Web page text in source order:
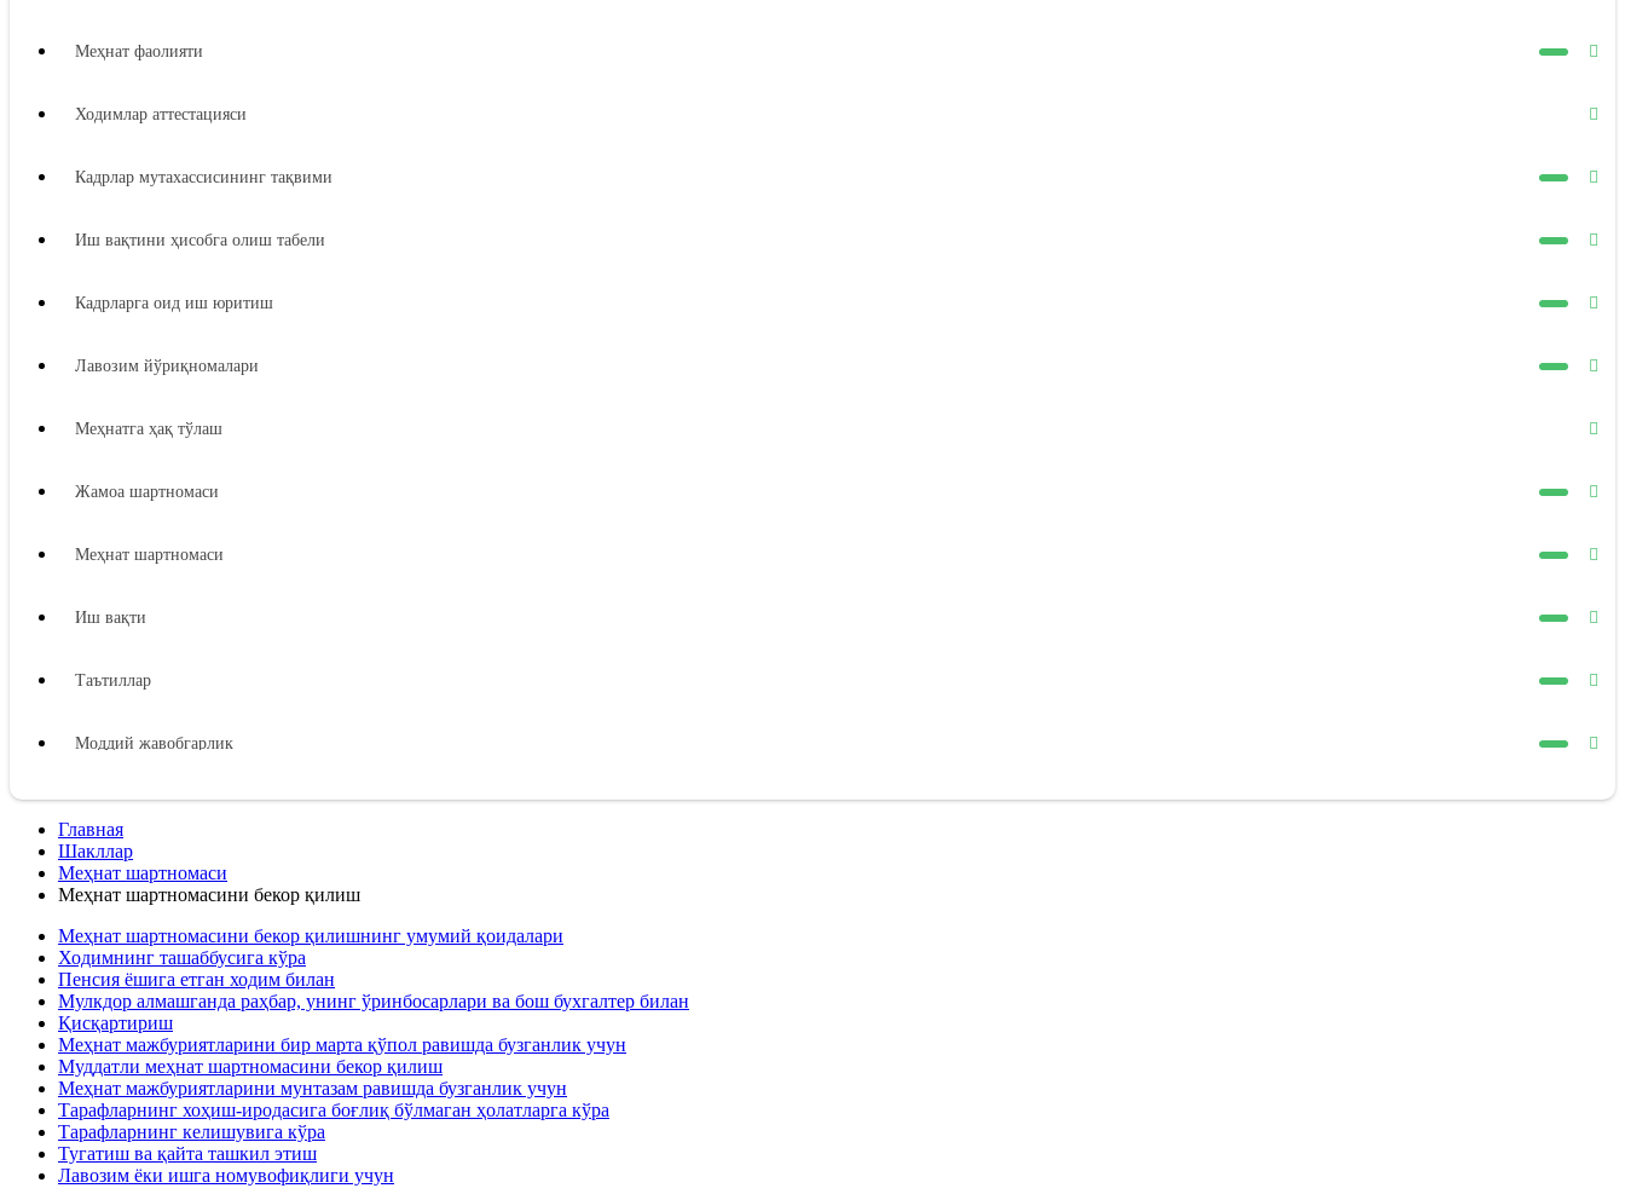
Меҳнат фаолияти
Ходимлар аттестацияси
Кадрлар мутахассисининг тақвими
Иш вақтини ҳисобга олиш табели
Кадрларга оид иш юритиш
Лавозим йўриқномалари
Меҳнатга ҳақ тўлаш
Жамоа шартномаси
Меҳнат шартномаси
Иш вақти
Таътиллар
Моддий жавобгарлик
Ходимнинг моддий жавобгарлиги
Интизомий жазо
Меҳнат муҳофазаси
Тиббий кўрик
Ходимларнинг ижтимоий таъминоти
Моддий ёрдам
Юридик масалалар
Главная
Шакллар
Меҳнат шартномаси
Меҳнат шартномасини бекор қилиш
Меҳнат шартномасини бекор қилишнинг умумий қоидалари
Ходимнинг ташаббусига кўра
Пенсия ёшига етган ходим билан
Мулкдор алмашганда раҳбар, унинг ўринбосарлари ва бош бухгалтер билан
Қисқартириш
Меҳнат мажбуриятларини бир марта қўпол равишда бузганлик учун
Муддатли меҳнат шартномасини бекор қилиш
Меҳнат мажбуриятларини мунтазам равишда бузганлик учун
Тарафларнинг хоҳиш-иродасига боғлиқ бўлмаган ҳолатларга кўра
Тарафларнинг келишувига кўра
Тугатиш ва қайта ташкил этиш
Лавозим ёки ишга номувофиқлиги учун